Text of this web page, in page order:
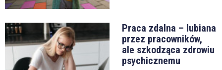
Praca zdalna – lubiana
przez pracowników,
ale szkodząca zdrowiu
psychicznemu